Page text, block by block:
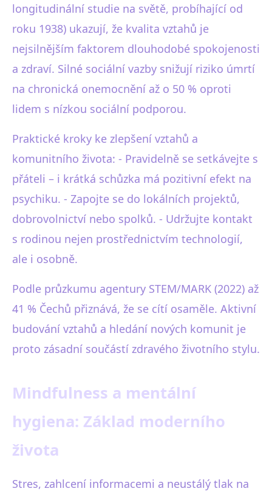
longitudinální studie na světě, probíhající od
roku 1938) ukazují, že kvalita vztahů je
nejsilnějším faktorem dlouhodobé spokojenosti
a zdraví. Silné sociální vazby snižují riziko úmrtí
na chronická onemocnění až o 50 % oproti
lidem s nízkou sociální podporou.
Praktické kroky ke zlepšení vztahů a
komunitního života: - Pravidelně se setkávejte s
přáteli – i krátká schůzka má pozitivní efekt na
psychiku. - Zapojte se do lokálních projektů,
dobrovolnictví nebo spolků. - Udržujte kontakt
s rodinou nejen prostřednictvím technologií,
ale i osobně.
Podle průzkumu agentury STEM/MARK (2022) až
41 % Čechů přiznává, že se cítí osaměle. Aktivní
budování vztahů a hledání nových komunit je
proto zásadní součástí zdravého životního stylu.
Mindfulness a mentální
hygiena: Základ moderního
života
Stres, zahlcení informacemi a neustálý tlak na